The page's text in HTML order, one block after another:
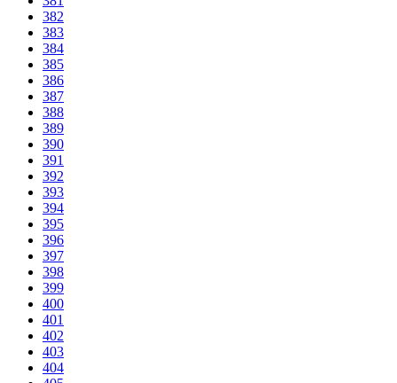
382
383
384
385
386
387
388
389
390
391
392
393
394
395
396
397
398
399
400
401
402
403
404